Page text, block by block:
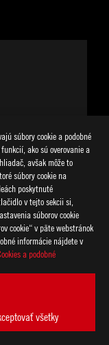
súbory cookie a podobné
ako sú overovanie a
avšak môže to
súbory cookie na
poskytnuté
v tejto sekcii si,
súborov cookie
cookie“ v päte webstránok
informácie nájdete v
a podobné
všetky